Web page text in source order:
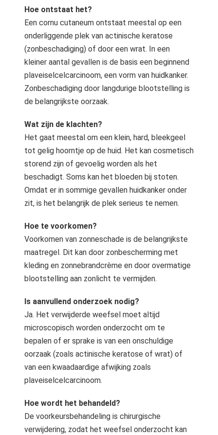
Hoe ontstaat het?
Een cornu cutaneum ontstaat meestal op een
onderliggende plek van actinische keratose
(zonbeschadiging) of door een wrat. In een
kleiner aantal gevallen is de basis een beginnend
plaveiselcelcarcinoom, een vorm van huidkanker.
Zonbeschadiging door langdurige blootstelling is
de belangrijkste oorzaak.
Wat zijn de klachten?
Het gaat meestal om een klein, hard, bleekgeel
tot gelig hoorntje op de huid. Het kan cosmetisch
storend zijn of gevoelig worden als het
beschadigt. Soms kan het bloeden bij stoten.
Omdat er in sommige gevallen huidkanker onder
zit, is het belangrijk de plek serieus te nemen.
Hoe te voorkomen?
Voorkomen van zonneschade is de belangrijkste
maatregel. Dit kan door zonbescherming met
kleding en zonnebrandcrème en door overmatige
blootstelling aan zonlicht te vermijden.
Is aanvullend onderzoek nodig?
Ja. Het verwijderde weefsel moet altijd
microscopisch worden onderzocht om te
bepalen of er sprake is van een onschuldige
oorzaak (zoals actinische keratose of wrat) of
van een kwaadaardige afwijking zoals
plaveiselcelcarcinoom.
Hoe wordt het behandeld?
De voorkeursbehandeling is chirurgische
verwijdering, zodat het weefsel onderzocht kan
Hierdoor
van